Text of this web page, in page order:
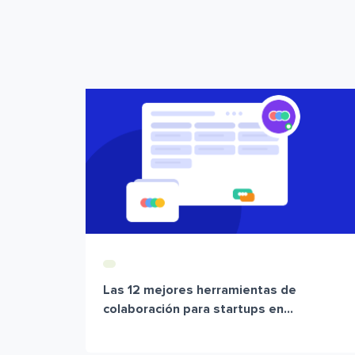
Las 12 mejores herramientas de
colaboración para startups en...